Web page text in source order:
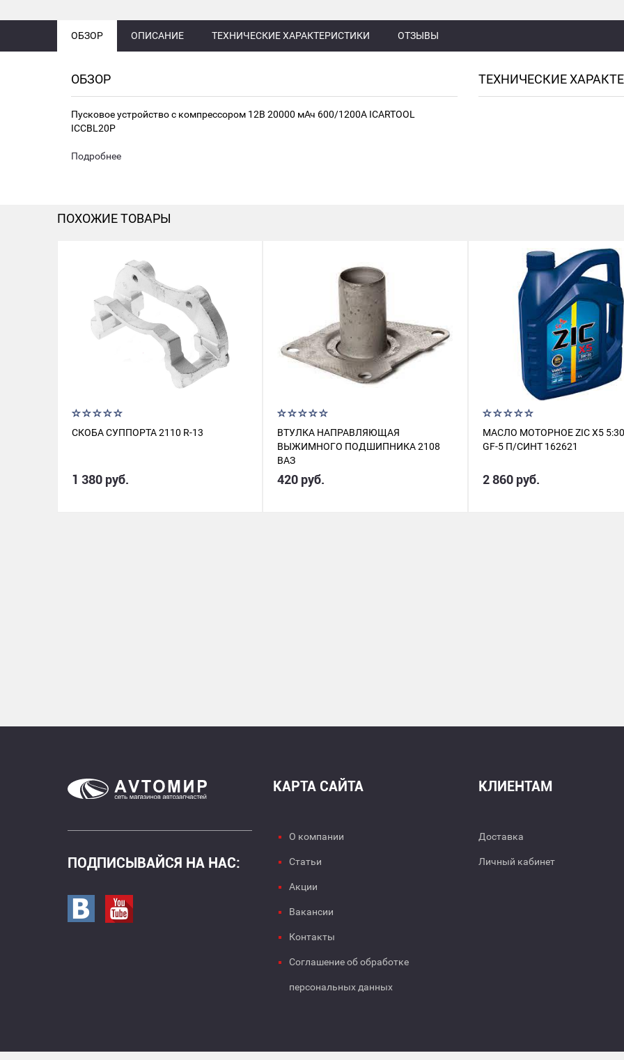
ОБЗОР ОПИСАНИЕ ТЕХНИЧЕСКИЕ ХАРАКТЕРИСТИКИ ОТЗЫВЫ
ОБЗОР
Пусковое устройство с компрессором 12В 20000 мАч 600/1200А ICARTOOL
ICCBL20P
Подробнее
ТЕХНИЧЕСКИЕ
ПОХОЖИЕ ТОВАРЫ
СКОБА СУППОРТА 2110 R-13
1 380 руб.
ВТУЛКА НАПРАВЛЯЮЩАЯ
ВЫЖИМНОГО ПОДШИПНИКА 2108
ВАЗ
420 руб.
МАСЛО МОТОРНОЕ ZIC X5 5:30
GF-5 П/СИНТ 162621
2 860 руб.
ПОДПИСЫВАЙСЯ НА НАС:
Перейти в вк
КАРТА САЙТА
О компании
Статьи
Акции
Вакансии
Контакты
Соглашение об обработке
персональных данных
КЛИЕНТАМ
Доставка
Личный кабинет